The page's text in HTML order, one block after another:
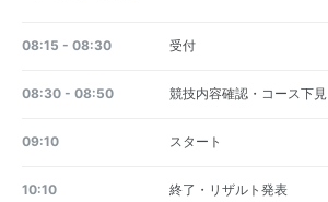
08:15 - 08:30 受付
08:30 - 08:50 競技内容確認・コース下見
09:10 スタート
10:10 終了・リザルト発表